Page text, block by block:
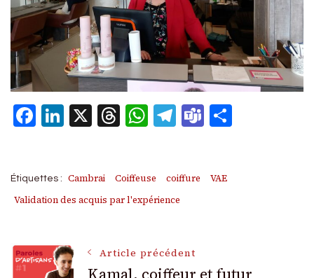
Facebook
LinkedIn
X Threads
WhatsApp
Telegram
Teams
Étiquettes : Cambrai Coiffeuse coiffure
VAE
Validation des acquis par l'expérience
Navigation
Article précédent